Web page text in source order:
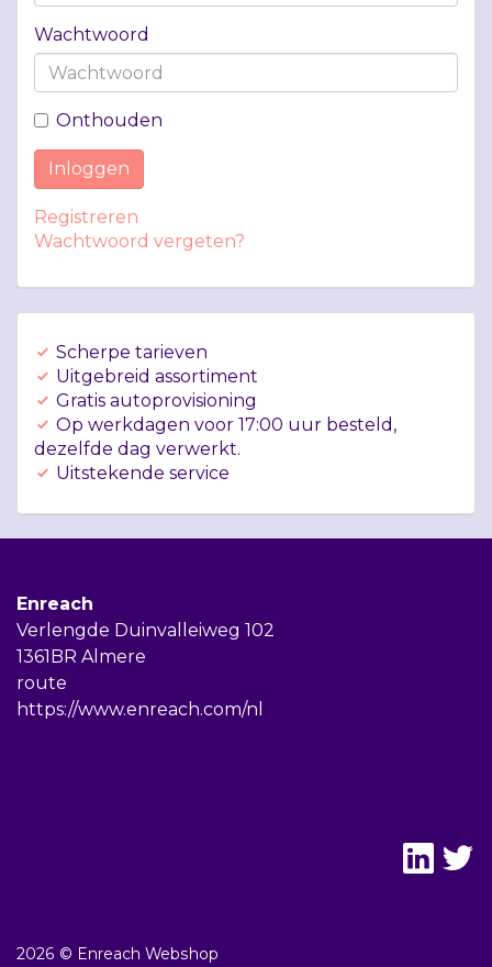
Wachtwoord
Onthouden
Inloggen
Registreren
Wachtwoord vergeten?
Scherpe tarieven
Uitgebreid assortiment
Gratis autoprovisioning
Op werkdagen voor 17:00 uur besteld,
dezelfde dag verwerkt.
Uitstekende service
Enreach
Verlengde Duinvalleiweg 102
1361BR Almere
route
https://www.enreach.com/nl
2026 © Enreach Webshop